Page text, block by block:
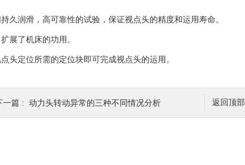
久润滑，高可靠性的试验，保证视点头的精度和运用寿命。
展了机床的功用。
头定位所需的定位块即可完成视点头的运用。
返回顶部
一篇 : 动力头转动异常的三种不同情况分析